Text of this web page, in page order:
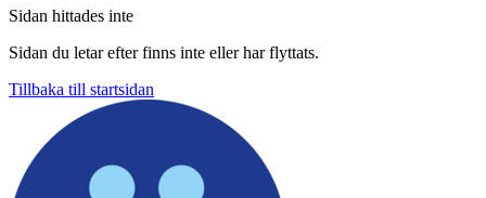
Sidan hittades inte
Sidan du letar efter finns inte eller har flyttats.
Tillbaka till startsidan